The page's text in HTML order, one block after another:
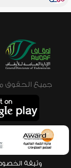
جميع الحقوق محفوظة © 2026 -
وثيقة